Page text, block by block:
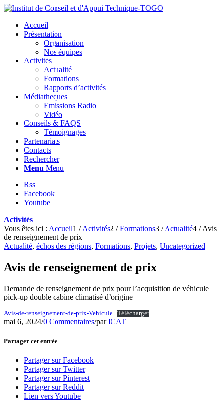
Accueil
Présentation
Organisation
Nos équipes
Activités
Actualité
Formations
Rapports d’activités
Médiatheques
Emissions Radio
Vidéo
Conseils & FAQS
Témoignages
Partenariats
Contacts
Rechercher
Menu Menu
Rss
Facebook
Youtube
Activités
Vous êtes ici : Accueil1 / Activités2 / Formations3 / Actualité4 / Avis
de renseignement de prix
Actualité, échos des régions, Formations, Projets, Uncategorized
Avis de renseignement de prix
Demande de renseignement de prix pour l’acquisition de véhicule
pick-up double cabine climatisé d’origine
Avis-de-renseignement-de-prix-Vehicule Télécharger
mai 6, 2024/0 Commentaires/parICAT
Partager cet entrée
Partager sur Facebook
Partager sur Twitter
Partager sur Pinterest
Partager sur Reddit
Lien vers Youtube